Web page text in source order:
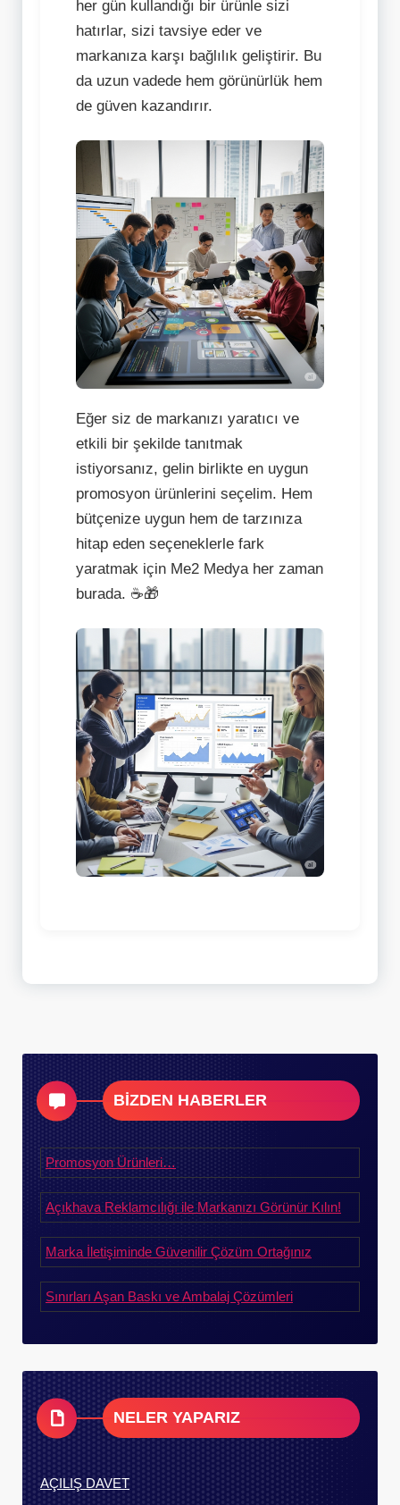
her gün kullandığı bir ürünle sizi
hatırlar, sizi tavsiye eder ve
markanıza karşı bağlılık geliştirir. Bu
da uzun vadede hem görünürlük hem
de güven kazandırır.
Eğer siz de markanızı yaratıcı ve
etkili bir şekilde tanıtmak
istiyorsanız, gelin birlikte en uygun
promosyon ürünlerini seçelim. Hem
bütçenize uygun hem de tarzınıza
hitap eden seçeneklerle fark
yaratmak için Me2 Medya her zaman
burada. ☕🎁
BİZDEN HABERLER
Promosyon Ürünleri…
Açıkhava Reklamcılığı ile Markanızı Görünür Kılın!
Marka İletişiminde Güvenilir Çözüm Ortağınız
Sınırları Aşan Baskı ve Ambalaj Çözümleri
NELER YAPARIZ
AÇILIŞ DAVET